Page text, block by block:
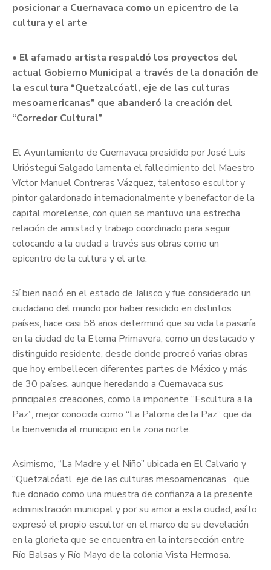
posicionar a Cuernavaca como un epicentro de la
cultura y el arte
• El afamado artista respaldó los proyectos del
actual Gobierno Municipal a través de la donación de
la escultura “Quetzalcóatl, eje de las culturas
mesoamericanas” que abanderó la creación del
“Corredor Cultural”
El Ayuntamiento de Cuernavaca presidido por José Luis
Urióstegui Salgado lamenta el fallecimiento del Maestro
Víctor Manuel Contreras Vázquez, talentoso escultor y
pintor galardonado internacionalmente y benefactor de la
capital morelense, con quien se mantuvo una estrecha
relación de amistad y trabajo coordinado para seguir
colocando a la ciudad a través sus obras como un
epicentro de la cultura y el arte.
Sí bien nació en el estado de Jalisco y fue considerado un
ciudadano del mundo por haber residido en distintos
países, hace casi 58 años determinó que su vida la pasaría
en la ciudad de la Eterna Primavera, como un destacado y
distinguido residente, desde donde procreó varias obras
que hoy embellecen diferentes partes de México y más
de 30 países, aunque heredando a Cuernavaca sus
principales creaciones, como la imponente “Escultura a la
Paz”, mejor conocida como “La Paloma de la Paz” que da
la bienvenida al municipio en la zona norte.
Asimismo, “La Madre y el Niño” ubicada en El Calvario y
“Quetzalcóatl, eje de las culturas mesoamericanas”, que
fue donado como una muestra de confianza a la presente
administración municipal y por su amor a esta ciudad, así lo
expresó el propio escultor en el marco de su develación
en la glorieta que se encuentra en la intersección entre
Río Balsas y Río Mayo de la colonia Vista Hermosa.